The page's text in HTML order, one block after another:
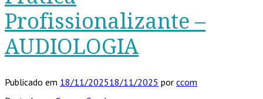
Profissionalizante –
AUDIOLOGIA
Publicado em 18/11/202518/11/2025 por ccom